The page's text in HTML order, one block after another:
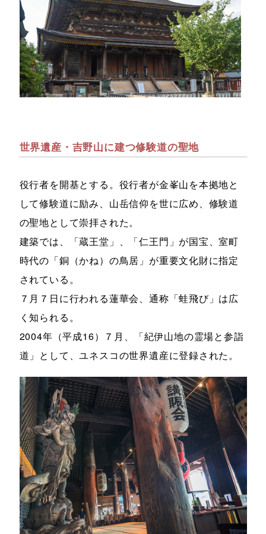
世界遺産・吉野山に建つ修験道の聖地
役行者を開基とする。役行者が金峯山を本拠地と
して修験道に励み、山岳信仰を世に広め、修験道
の聖地として崇拝された。
建築では、「蔵王堂」、「仁王門」が国宝、室町
時代の「銅（かね）の鳥居」が重要文化財に指定
されている。
７月７日に行われる蓮華会、通称「蛙飛び」は広
く知られる。
2004年（平成16）７月、「紀伊山地の霊場と参詣
道」として、ユネスコの世界遺産に登録された。